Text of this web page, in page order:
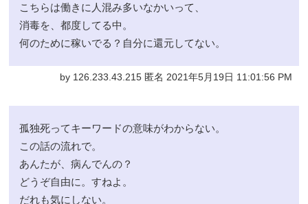
こちらは働きに人混み多いなかいって、
消毒を、都度してる中。
何のために稼いでる？自分に還元してない。
by 126.233.43.215 匿名 2021年5月19日 11:01:56 PM
孤独死ってキーワードの意味がわからない。
この話の流れで。
あんたが、病んでんの？
どうぞ自由に。すねよ。
だれも気にしない。